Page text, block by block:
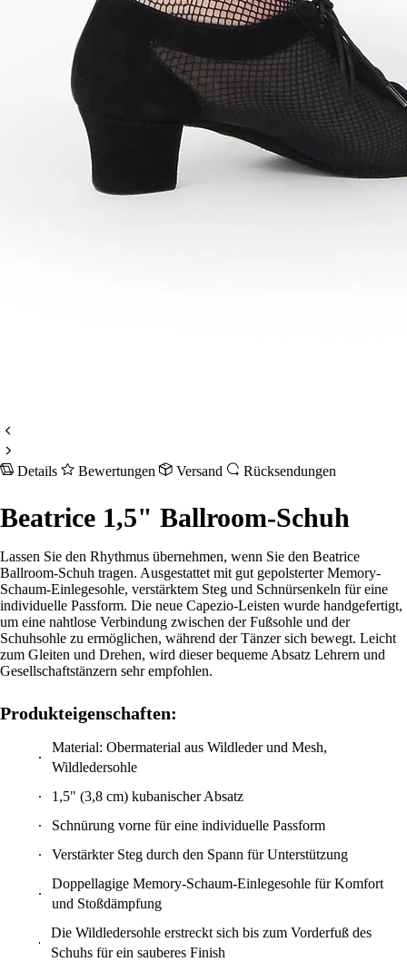
Details Bewertungen Versand Rücksendungen
Beatrice 1,5" Ballroom-Schuh
Lassen Sie den Rhythmus übernehmen, wenn Sie den Beatrice
Ballroom-Schuh tragen. Ausgestattet mit gut gepolsterter Memory-
Schaum-Einlegesohle, verstärktem Steg und Schnürsenkeln für eine
individuelle Passform. Die neue Capezio-Leisten wurde handgefertigt,
um eine nahtlose Verbindung zwischen der Fußsohle und der
Schuhsohle zu ermöglichen, während der Tänzer sich bewegt. Leicht
zum Gleiten und Drehen, wird dieser bequeme Absatz Lehrern und
Gesellschaftstänzern sehr empfohlen.
Produkteigenschaften:
Material: Obermaterial aus Wildleder und Mesh,
Wildledersohle
1,5" (3,8 cm) kubanischer Absatz
Schnürung vorne für eine individuelle Passform
Verstärkter Steg durch den Spann für Unterstützung
Doppellagige Memory-Schaum-Einlegesohle für Komfort
und Stoßdämpfung
Die Wildledersohle erstreckt sich bis zum Vorderfuß des
Schuhs für ein sauberes Finish